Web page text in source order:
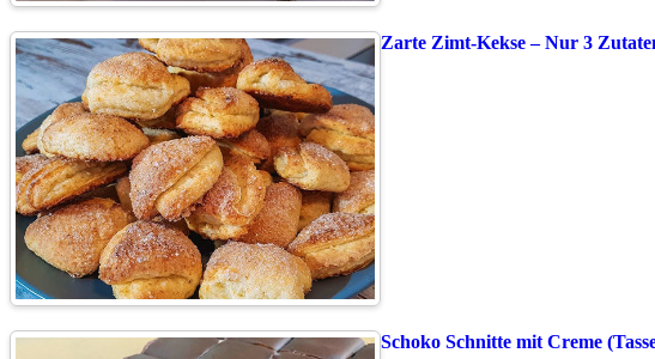
Zarte Zimt-Kekse – Nur 3
Schoko Schnitte mit Creme